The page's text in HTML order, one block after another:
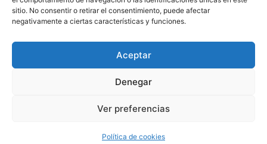
sitio. No consentir o retirar el consentimiento, puede afectar
negativamente a ciertas características y funciones.
Aceptar
Denegar
Ver preferencias
Política de cookies
Determinación de la hora de muerte en
derechos reservados